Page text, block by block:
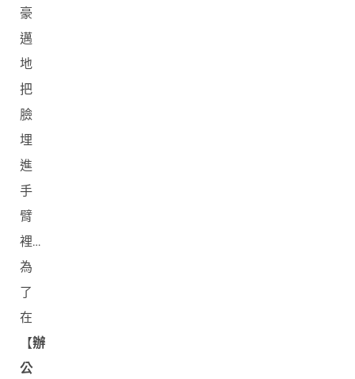
豪
邁
地
把
臉
埋
進
手
臂
裡…
為
了
在
【辦
公